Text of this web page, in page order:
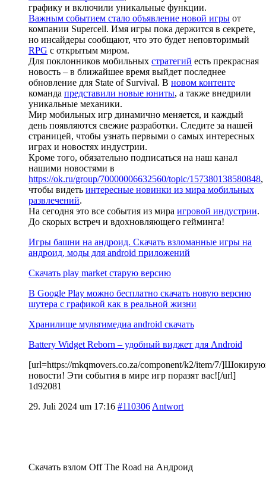
графику и включили уникальные функции.
Важным событием стало объявление новой игры от
компании Supercell. Имя игры пока держится в секрете,
но инсайдеры сообщают, что это будет неповторимый
RPG с открытым миром.
Для поклонников мобильных стратегий есть прекрасная
новость – в ближайшее время выйдет последнее
обновление для State of Survival. В новом контенте
команда представили новые юниты, а также внедрили
уникальные механики.
Мир мобильных игр динамично меняется, и каждый
день появляются свежие разработки. Следите за нашей
страницей, чтобы узнать первыми о самых интересных
играх и новостях индустрии.
Кроме того, обязательно подписаться на наш канал
нашими новостями в
https://ok.ru/group/70000006632560/topic/157380138580848,
чтобы видеть интересные новинки из мира мобильных
развлечений.
На сегодня это все события из мира игровой индустрии.
До скорых встреч и вдохновляющего гейминга!
Игры башни на андроид. Скачать взломанные игры на
андроид, моды для android приложений
Скачать play market старую версию
В Google Play можно бесплатно скачать новую версию
шутера с графикой как в реальной жизни
Хранилище мультимедиа android скачать
Battery Widget Reborn – удобный виджет для Android
[url=https://mkqmovers.co.za/component/k2/item/7/
новости! Эти события в мире игр поразят вас![/url]
1d92081
29. Juli 2024 um 17:16 #110306 Antwort
Скачать взлом Off The Road на Андроид